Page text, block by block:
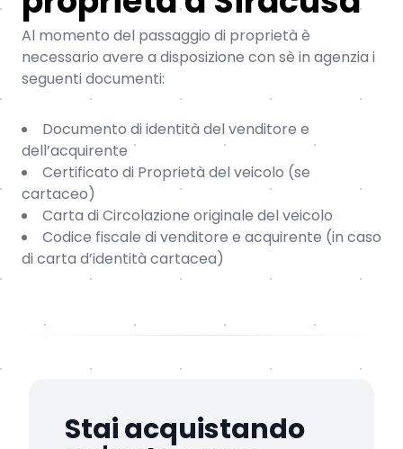
Al momento del passaggio di proprietà è
necessario avere a disposizione con sè in agenzia i
seguenti documenti:
Documento di identità del venditore e
dell’acquirente
Certificato di Proprietà del veicolo (se
cartaceo)
Carta di Circolazione originale del veicolo
Codice fiscale di venditore e acquirente (in caso
di carta d’identità cartacea)
Stai acquistando